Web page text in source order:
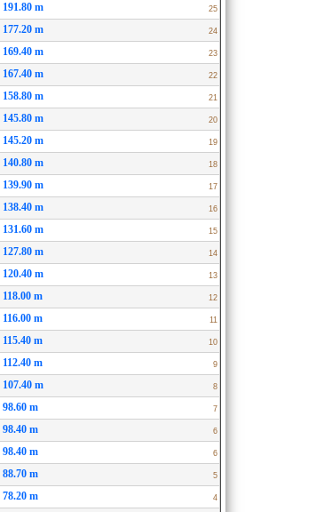
191.80 m 25
177.20 m 24
169.40 m 23
167.40 m 22
158.80 m 21
145.80 m 20
145.20 m 19
140.80 m 18
139.90 m 17
138.40 m 16
131.60 m 15
127.80 m 14
120.40 m 13
118.00 m 12
116.00 m 11
115.40 m 10
112.40 m 9
107.40 m 8
98.60 m 7
98.40 m 6
98.40 m 6
88.70 m 5
78.20 m 4